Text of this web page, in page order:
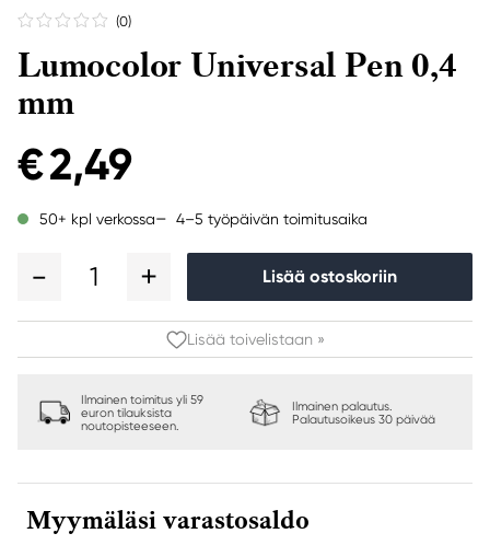
(0)
Lumocolor Universal Pen 0,4
mm
€ 2,49
50+ kpl verkossa 4–5 työpäivän toimitusaika
1 Lisää ostoskoriin
Lisää toivelistaan »
Ilmainen toimitus yli 59
euron tilauksista
noutopisteeseen.
Ilmainen palautus.
Palautusoikeus 30 päivää
Myymäläsi varastosaldo